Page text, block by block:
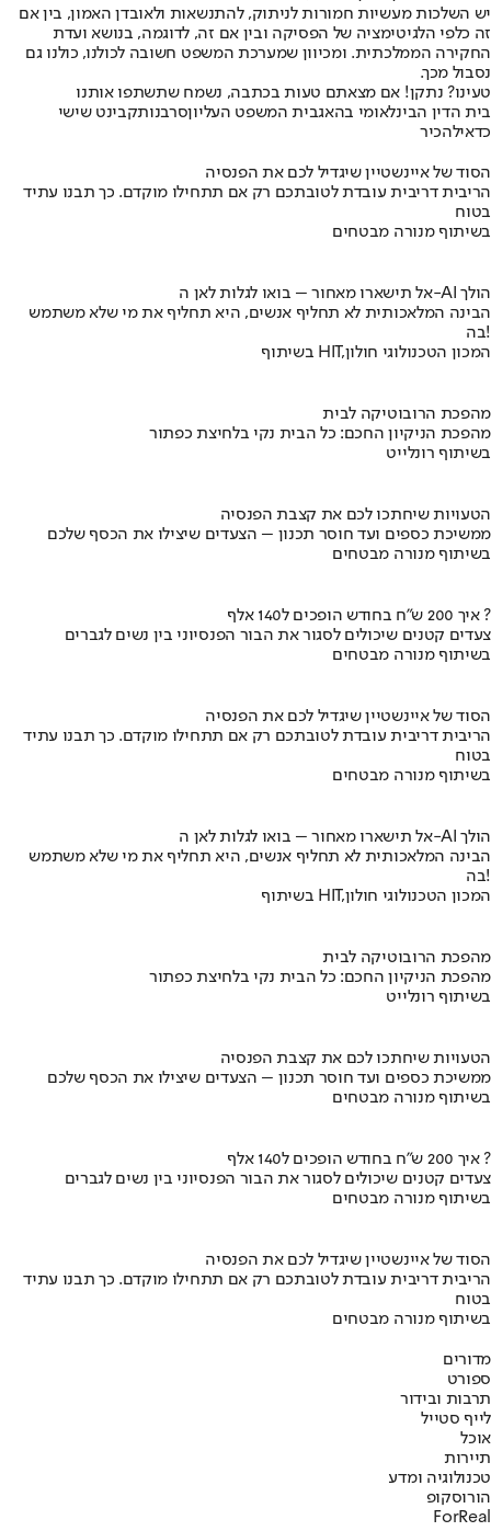
יש השלכות מעשיות חמורות לניתוק, להתנשאות ולאובדן האמון, בין אם
זה כלפי הלגיטימציה של הפסיקה ובין אם זה, לדוגמה, בנושא ועדת
החקירה הממלכתית. ומכיוון שמערכת המשפט חשובה לכולנו, כולנו גם
נסבול מכך.
טעינו? נתקן! אם מצאתם טעות בכתבה, נשמח שתשתפו אותנו
בית הדין הבינלאומי בהאגבית המשפט העליוןסרבנותקבינט שישי
כדאילהכיר
הסוד של איינשטיין שיגדיל לכם את הפנסיה
הריבית דריבית עובדת לטובתכם רק אם תתחילו מוקדם. כך תבנו עתיד
בטוח
בשיתוף מנורה מבטחים
אל תישארו מאחור – בואו לגלות לאן ה-AI הולך
הבינה המלאכותית לא תחליף אנשים, היא תחליף את מי שלא משתמש
בה!
בשיתוף HIT,המכון הטכנולוגי חולון
מהפכת הרובוטיקה לבית
מהפכת הניקיון החכם: כל הבית נקי בלחיצת כפתור
בשיתוף רונלייט
הטעויות שיחתכו לכם את קצבת הפנסיה
ממשיכת כספים ועד חוסר תכנון – הצעדים שיצילו את הכסף שלכם
בשיתוף מנורה מבטחים
איך 200 ש"ח בחודש הופכים ל140 אלף ?
צעדים קטנים שיכולים לסגור את הבור הפנסיוני בין נשים לגברים
בשיתוף מנורה מבטחים
הסוד של איינשטיין שיגדיל לכם את הפנסיה
הריבית דריבית עובדת לטובתכם רק אם תתחילו מוקדם. כך תבנו עתיד
בטוח
בשיתוף מנורה מבטחים
אל תישארו מאחור – בואו לגלות לאן ה-AI הולך
הבינה המלאכותית לא תחליף אנשים, היא תחליף את מי שלא משתמש
בה!
בשיתוף HIT,המכון הטכנולוגי חולון
מהפכת הרובוטיקה לבית
מהפכת הניקיון החכם: כל הבית נקי בלחיצת כפתור
בשיתוף רונלייט
הטעויות שיחתכו לכם את קצבת הפנסיה
ממשיכת כספים ועד חוסר תכנון – הצעדים שיצילו את הכסף שלכם
בשיתוף מנורה מבטחים
איך 200 ש"ח בחודש הופכים ל140 אלף ?
צעדים קטנים שיכולים לסגור את הבור הפנסיוני בין נשים לגברים
בשיתוף מנורה מבטחים
הסוד של איינשטיין שיגדיל לכם את הפנסיה
הריבית דריבית עובדת לטובתכם רק אם תתחילו מוקדם. כך תבנו עתיד
בטוח
בשיתוף מנורה מבטחים
מדורים
ספורט
תרבות ובידור
לייף סטייל
אוכל
תיירות
טכנולוגיה ומדע
הורוסקופ
ForReal